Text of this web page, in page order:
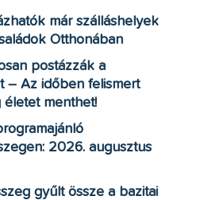
már szálláshelyek
Otthonában
postázzák a
– Az időben felismert
életet menthet!
2026. augusztus
gyűlt össze a bazitai